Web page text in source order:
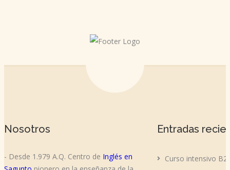
Nosotros
- Desde 1.979 A.Q. Centro de Inglés en
Entradas
Curso intensivo B2